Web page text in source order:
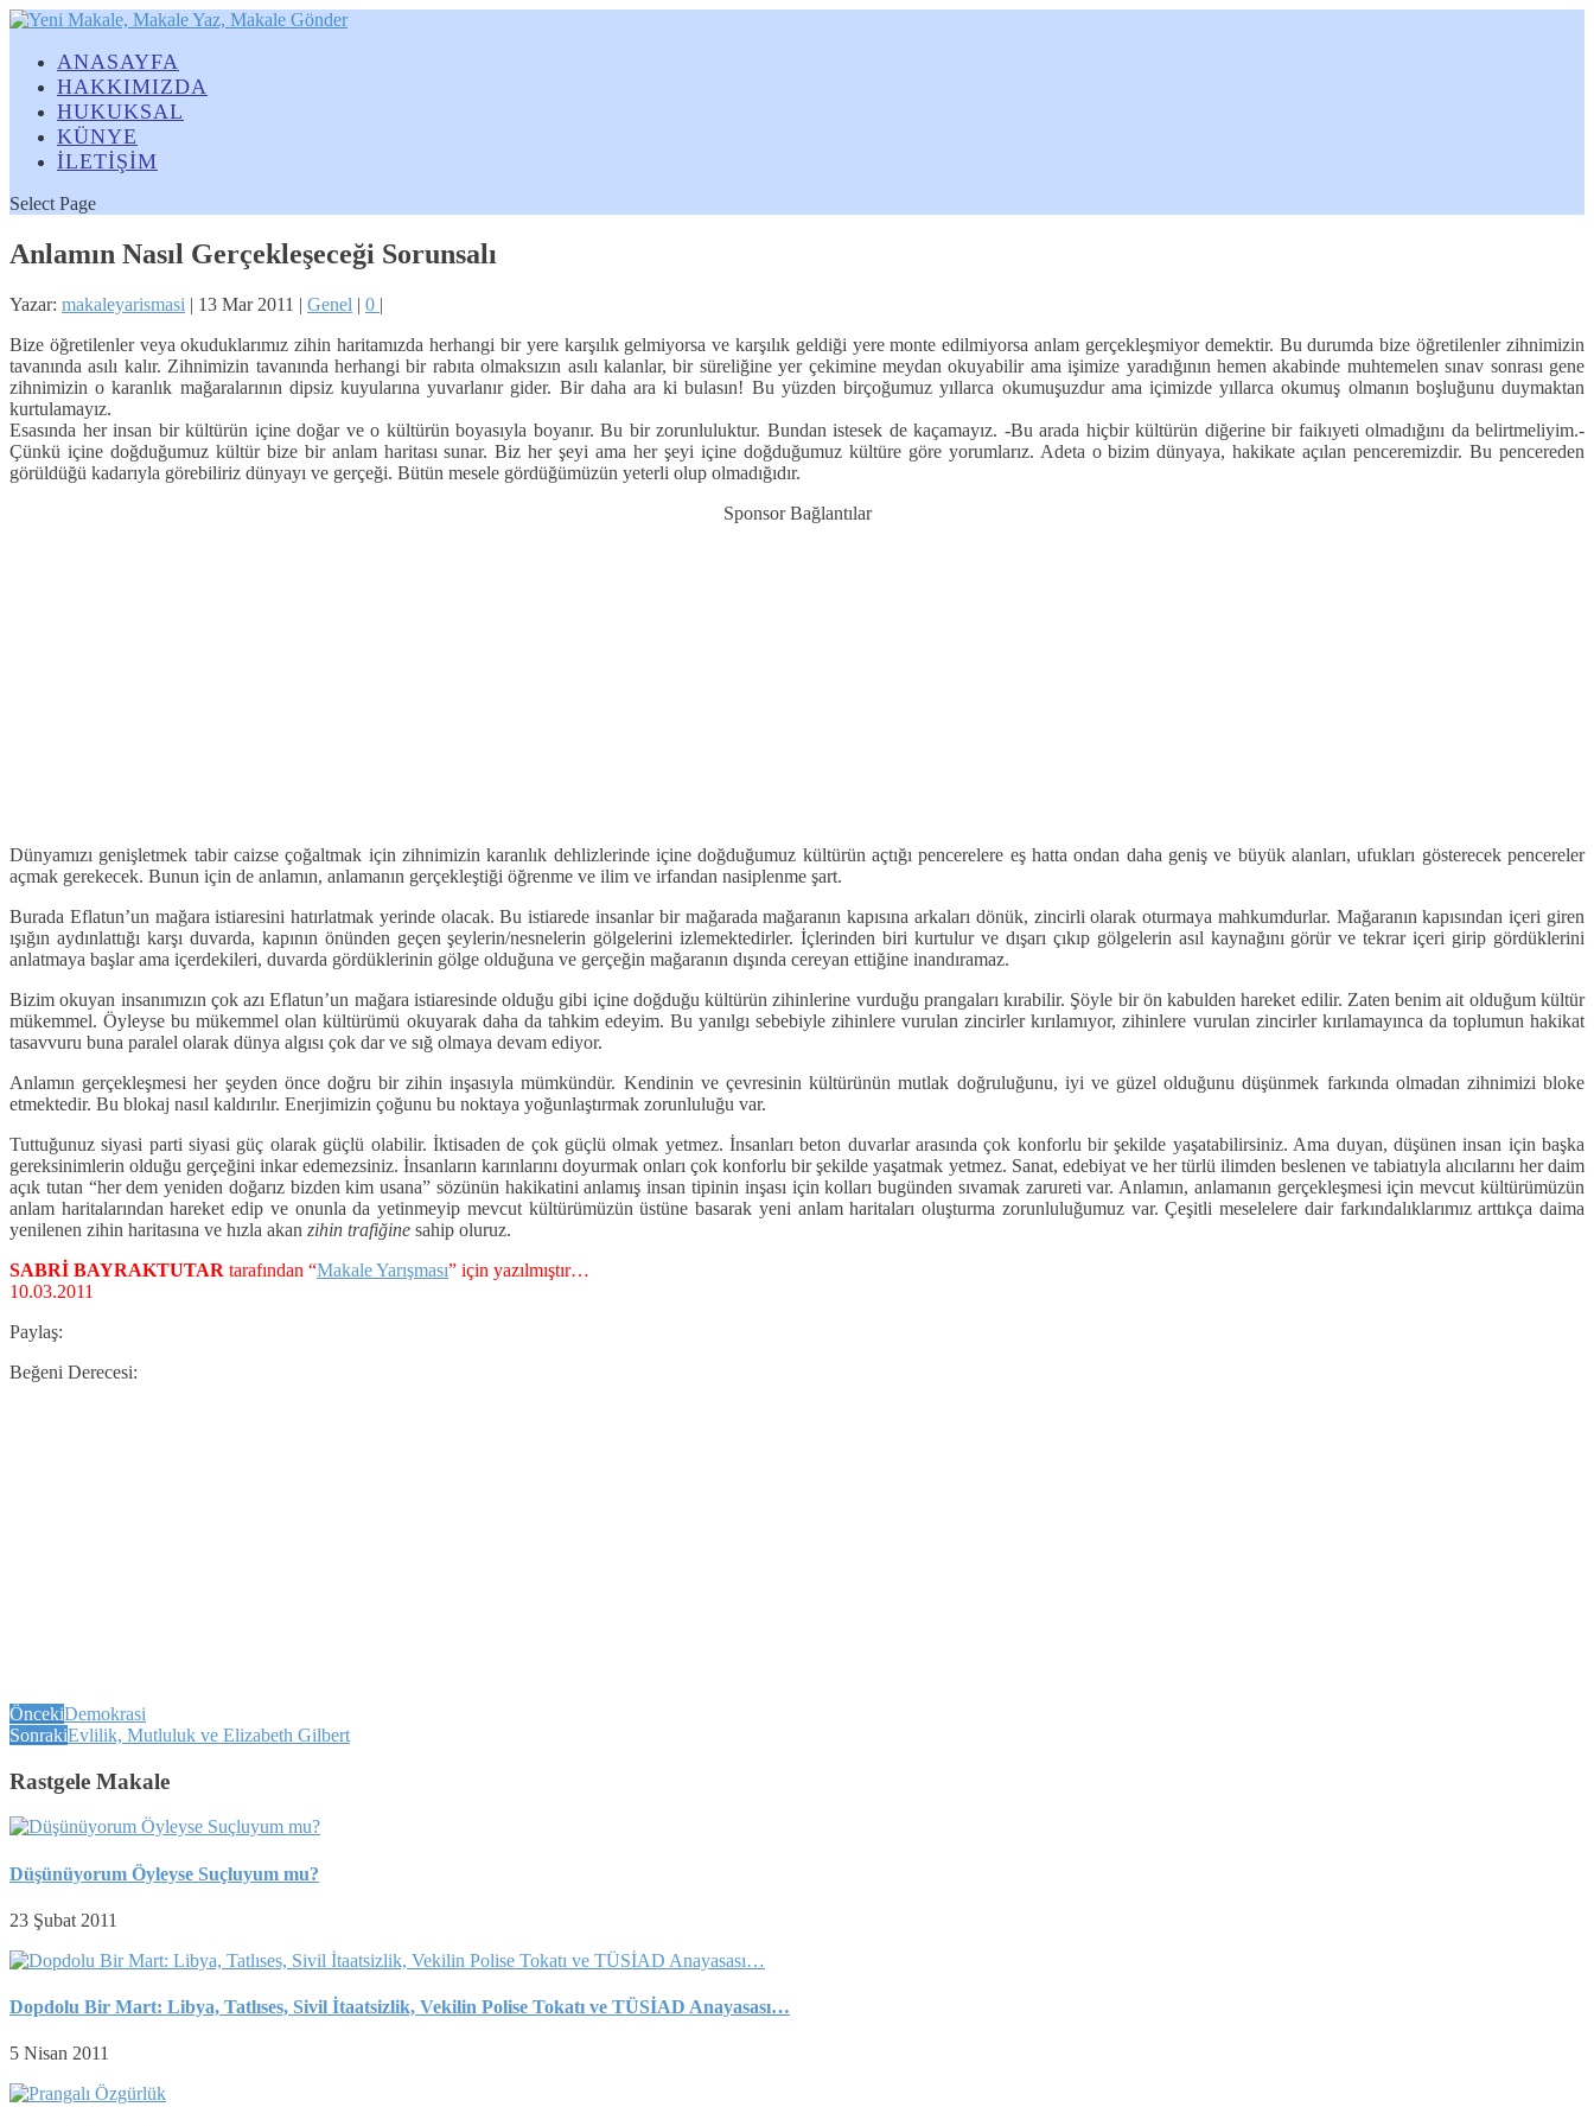
ANASAYFA
HAKKIMIZDA
HUKUKSAL
KÜNYE
İLETİŞİM
Select Page
Anlamın Nasıl Gerçekleşeceği Sorunsalı
Yazar: makaleyarismasi | 13 Mar 2011 | Genel | 0 |
Bize öğretilenler veya okuduklarımız zihin haritamızda herhangi bir yere karşılık gelmiyorsa ve karşılık geldiği yere monte edilmiyorsa anlam gerçekleşmiyor demektir. Bu durumda bize öğretilenler zihnimizin
tavanında asılı kalır. Zihnimizin tavanında herhangi bir rabıta olmaksızın asılı kalanlar, bir süreliğine yer çekimine meydan okuyabilir ama işimize yaradığının hemen akabinde muhtemelen sınav sonrası gene
zihnimizin o karanlık mağaralarının dipsiz kuyularına yuvarlanır gider. Bir daha ara ki bulasın! Bu yüzden birçoğumuz yıllarca okumuşuzdur ama içimizde yıllarca okumuş olmanın boşluğunu duymaktan
kurtulamayız.
Esasında her insan bir kültürün içine doğar ve o kültürün boyasıyla boyanır. Bu bir zorunluluktur. Bundan istesek de kaçamayız. -Bu arada hiçbir kültürün diğerine bir faikıyeti olmadığını da belirtmeliyim.-
Çünkü içine doğduğumuz kültür bize bir anlam haritası sunar. Biz her şeyi ama her şeyi içine doğduğumuz kültüre göre yorumlarız. Adeta o bizim dünyaya, hakikate açılan penceremizdir. Bu pencereden
görüldüğü kadarıyla görebiliriz dünyayı ve gerçeği. Bütün mesele gördüğümüzün yeterli olup olmadığıdır.
Sponsor Bağlantılar
Dünyamızı genişletmek tabir caizse çoğaltmak için zihnimizin karanlık dehlizlerinde içine doğduğumuz kültürün açtığı pencerelere eş hatta ondan daha geniş ve büyük alanları, ufukları gösterecek pencereler
açmak gerekecek. Bunun için de anlamın, anlamanın gerçekleştiği öğrenme ve ilim ve irfandan nasiplenme şart.
Burada Eflatun’un mağara istiaresini hatırlatmak yerinde olacak. Bu istiarede insanlar bir mağarada mağaranın kapısına arkaları dönük, zincirli olarak oturmaya mahkumdurlar. Mağaranın kapısından içeri giren
ışığın aydınlattığı karşı duvarda, kapının önünden geçen şeylerin/nesnelerin gölgelerini izlemektedirler. İçlerinden biri kurtulur ve dışarı çıkıp gölgelerin asıl kaynağını görür ve tekrar içeri girip gördüklerini
anlatmaya başlar ama içerdekileri, duvarda gördüklerinin gölge olduğuna ve gerçeğin mağaranın dışında cereyan ettiğine inandıramaz.
Bizim okuyan insanımızın çok azı Eflatun’un mağara istiaresinde olduğu gibi içine doğduğu kültürün zihinlerine vurduğu prangaları kırabilir. Şöyle bir ön kabulden hareket edilir. Zaten benim ait olduğum kültür
mükemmel. Öyleyse bu mükemmel olan kültürümü okuyarak daha da tahkim edeyim. Bu yanılgı sebebiyle zihinlere vurulan zincirler kırılamıyor, zihinlere vurulan zincirler kırılamayınca da toplumun hakikat
tasavvuru buna paralel olarak dünya algısı çok dar ve sığ olmaya devam ediyor.
Anlamın gerçekleşmesi her şeyden önce doğru bir zihin inşasıyla mümkündür. Kendinin ve çevresinin kültürünün mutlak doğruluğunu, iyi ve güzel olduğunu düşünmek farkında olmadan zihnimizi bloke
etmektedir. Bu blokaj nasıl kaldırılır. Enerjimizin çoğunu bu noktaya yoğunlaştırmak zorunluluğu var.
Tuttuğunuz siyasi parti siyasi güç olarak güçlü olabilir. İktisaden de çok güçlü olmak yetmez. İnsanları beton duvarlar arasında çok konforlu bir şekilde yaşatabilirsiniz. Ama duyan, düşünen insan için başka
gereksinimlerin olduğu gerçeğini inkar edemezsiniz. İnsanların karınlarını doyurmak onları çok konforlu bir şekilde yaşatmak yetmez. Sanat, edebiyat ve her türlü ilimden beslenen ve tabiatıyla alıcılarını her daim
açık tutan “her dem yeniden doğarız bizden kim usana” sözünün hakikatini anlamış insan tipinin inşası için kolları bugünden sıvamak zarureti var. Anlamın, anlamanın gerçekleşmesi için mevcut kültürümüzün
anlam haritalarından hareket edip ve onunla da yetinmeyip mevcut kültürümüzün üstüne basarak yeni anlam haritaları oluşturma zorunluluğumuz var. Çeşitli meselelere dair farkındalıklarımız arttıkça daima
yenilenen zihin haritasına ve hızla akan zihin trafiğine sahip oluruz.
SABRİ BAYRAKTUTAR tarafından “Makale Yarışması” için yazılmıştır…
10.03.2011
Paylaş:
Beğeni Derecesi:
ÖncekiDemokrasi
SonrakiEvlilik, Mutluluk ve Elizabeth Gilbert
Rastgele Makale
Düşünüyorum Öyleyse Suçluyum mu?
23 Şubat 2011
Dopdolu Bir Mart: Libya, Tatlıses, Sivil İtaatsizlik, Vekilin Polise Tokatı ve TÜSİAD Anayasası…
5 Nisan 2011